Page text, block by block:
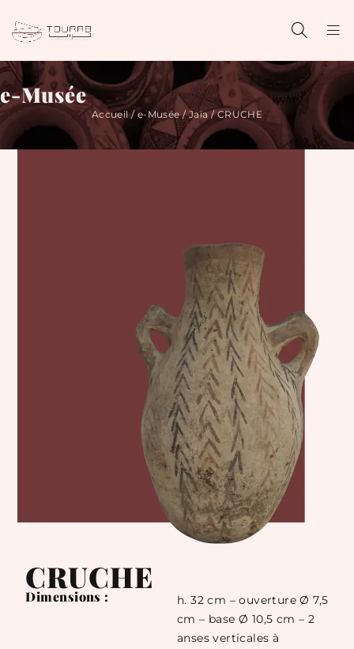
e-Musée
Accueil/ e-Musée/Jaïa/ CRUCHE
CRUCHE
Dimensions :
h. 32 cm – ouverture Ø 7,5
cm – base Ø 10,5 cm – 2
anses verticales à